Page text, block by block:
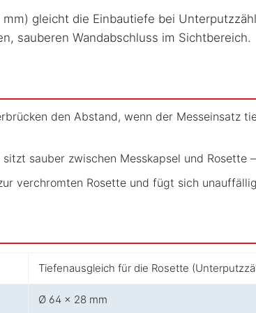
gleicht die Einbautiefe bei
sauberen Wandabschluss im Sichtbereich.
den Abstand, wenn der Messeinsatz
sauber zwischen Messkapsel und Rosette
verchromten Rosette und fügt sich
Tiefenausgleich für die Rosette
Ø 64 × 28 mm